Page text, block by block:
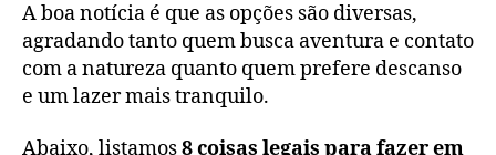
A boa notícia é que as opções são diversas,
agradando tanto quem busca aventura e contato
com a natureza quanto quem prefere descanso
e um lazer mais tranquilo.
Abaixo, listamos8 coisas legais para fazer em